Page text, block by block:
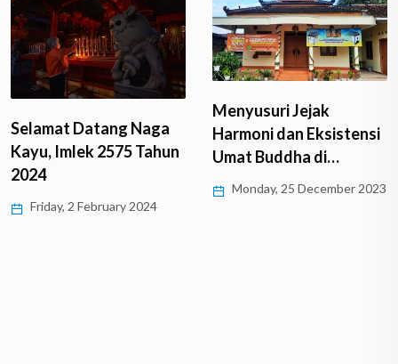
Selamat Datang Naga
Kayu, Imlek 2575 Tahun
2024
Friday, 2 February 2024
Menyusuri Jejak
Harmoni dan Eksistensi
Umat Buddha di…
Monday, 25 December 2023